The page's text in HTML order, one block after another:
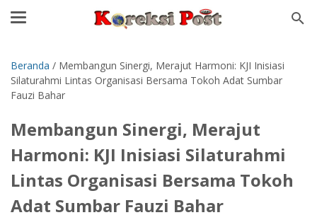
Beranda / Membangun Sinergi, Merajut Harmoni: KJI Inisiasi
Silaturahmi Lintas Organisasi Bersama Tokoh Adat Sumbar
Fauzi Bahar
Membangun Sinergi, Merajut
Harmoni: KJI Inisiasi Silaturahmi
Lintas Organisasi Bersama Tokoh
Adat Sumbar Fauzi Bahar